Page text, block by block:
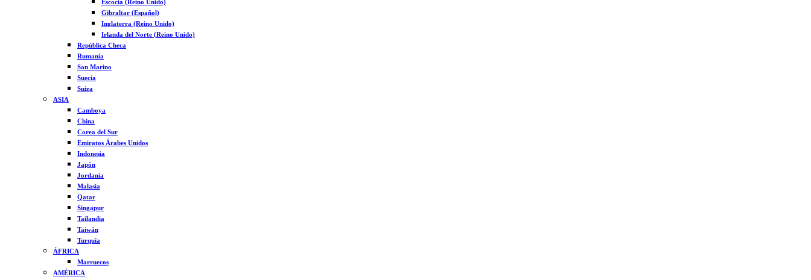
Escocia (Reino Unido)
Gibraltar (Español)
Inglaterra (Reino Unido)
Irlanda del Norte (Reino Unido)
República Checa
Rumanía
San Marino
Suecia
Suiza
ASIA
Camboya
China
Corea del Sur
Emiratos Árabes Unidos
Indonesia
Japón
Jordania
Malasia
Qatar
Singapur
Tailandia
Taiwán
Turquía
ÁFRICA
Marruecos
AMÉRICA